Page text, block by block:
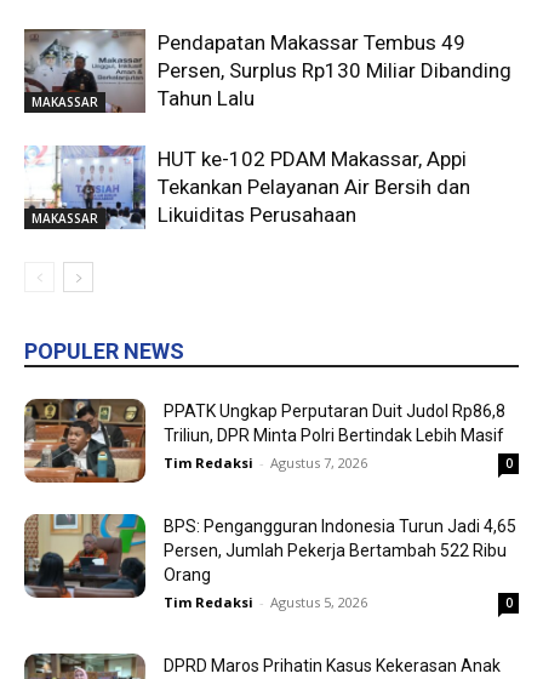
MAKASSAR
Pendapatan Makassar Tembus 49
Persen, Surplus Rp130 Miliar Dibanding
Tahun Lalu
MAKASSAR
HUT ke-102 PDAM Makassar, Appi
Tekankan Pelayanan Air Bersih dan
Likuiditas Perusahaan
POPULER NEWS
PPATK Ungkap Perputaran Duit Judol Rp86,8
Triliun, DPR Minta Polri Bertindak Lebih Masif
Tim Redaksi - Agustus 7, 2026 0
BPS: Pengangguran Indonesia Turun Jadi 4,65
Persen, Jumlah Pekerja Bertambah 522 Ribu
Orang
Tim Redaksi - Agustus 5, 2026 0
DPRD Maros Prihatin Kasus Kekerasan Anak